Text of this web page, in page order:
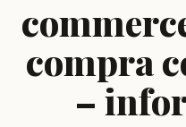
compra
–